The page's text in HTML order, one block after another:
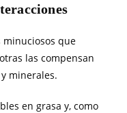
minuciosos que
las compensan
minerales.
en grasa y, como